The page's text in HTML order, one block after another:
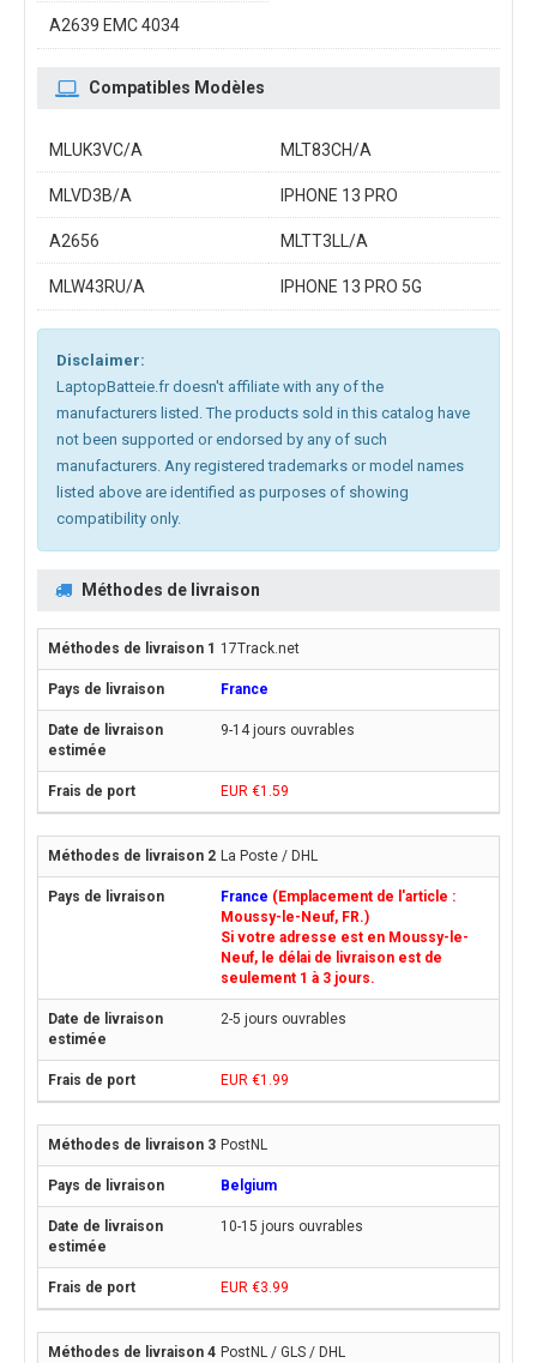
A2639 EMC 4034
Compatibles Modèles
MLUK3VC/A MLT83CH/A
MLVD3B/A IPHONE 13 PRO
A2656 MLTT3LL/A
MLW43RU/A IPHONE 13 PRO 5G
Disclaimer:
LaptopBatteie.fr doesn't affiliate with any of the
manufacturers listed. The products sold in this catalog have
not been supported or endorsed by any of such
manufacturers. Any registered trademarks or model names
listed above are identified as purposes of showing
compatibility only.
Méthodes de livraison
17Track.net
France
9-14 jours ouvrables
EUR €1.59
La Poste / DHL
France (Emplacement de l'article :
Moussy-le-Neuf, FR.)
Si votre adresse est en Moussy-le-
Neuf, le délai de livraison est de
seulement 1 à 3 jours.
2-5 jours ouvrables
EUR €1.99
PostNL
Belgium
10-15 jours ouvrables
EUR €3.99
PostNL / GLS / DHL